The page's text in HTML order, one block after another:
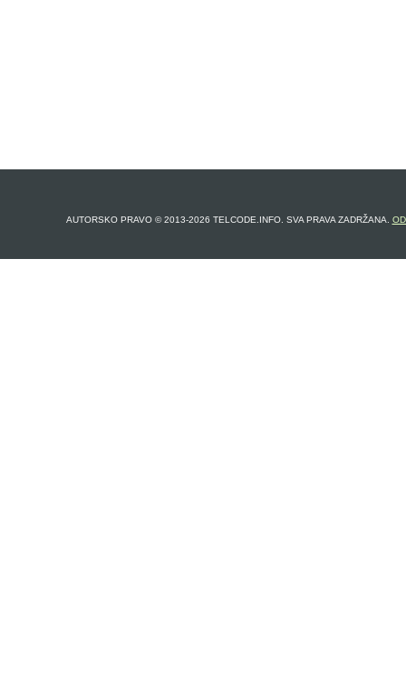
AUTORSKO PRAVO © 2013-2026 TELCODE.INFO. SVA PRAVA ZADRŽANA.